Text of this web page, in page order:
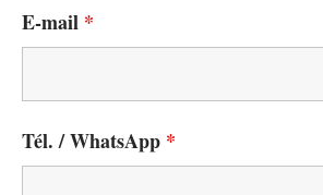
E-mail *
Tél. / WhatsApp *